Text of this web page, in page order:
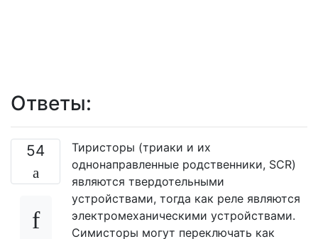
Ответы:
54
Тиристоры (триаки и их
однонаправленные родственники, SCR)
являются твердотельными
устройствами, тогда как реле являются
электромеханическими устройствами.
Симисторы могут переключать как